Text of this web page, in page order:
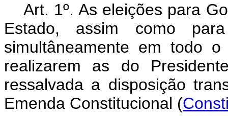
Art. 1º. As eleições para
Estado, assim como
simultâneamente em todo
realizarem as do
ressalvada a disposição
Emenda Constitucional (